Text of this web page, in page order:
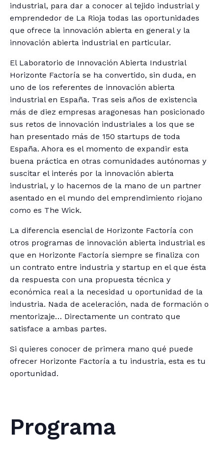
industrial, para dar a conocer al tejido industrial y
emprendedor de La Rioja todas las oportunidades
que ofrece la innovación abierta en general y la
innovación abierta industrial en particular.
El Laboratorio de Innovación Abierta Industrial
Horizonte Factoría se ha convertido, sin duda, en
uno de los referentes de innovación abierta
industrial en España. Tras seis años de existencia
más de diez empresas aragonesas han posicionado
sus retos de innovación industriales a los que se
han presentado más de 150 startups de toda
España. Ahora es el momento de expandir esta
buena práctica en otras comunidades autónomas y
suscitar el interés por la innovación abierta
industrial, y lo hacemos de la mano de un partner
asentado en el mundo del emprendimiento riojano
como es The Wick.
La diferencia esencial de Horizonte Factoría con
otros programas de innovación abierta industrial es
que en Horizonte Factoría siempre se finaliza con
un contrato entre industria y startup en el que ésta
da respuesta con una propuesta técnica y
económica real a la necesidad u oportunidad de la
industria. Nada de aceleración, nada de formación o
mentorizaje… Directamente un contrato que
satisface a ambas partes.
Si quieres conocer de primera mano qué puede
ofrecer Horizonte Factoría a tu industria, esta es tu
oportunidad.
Programa